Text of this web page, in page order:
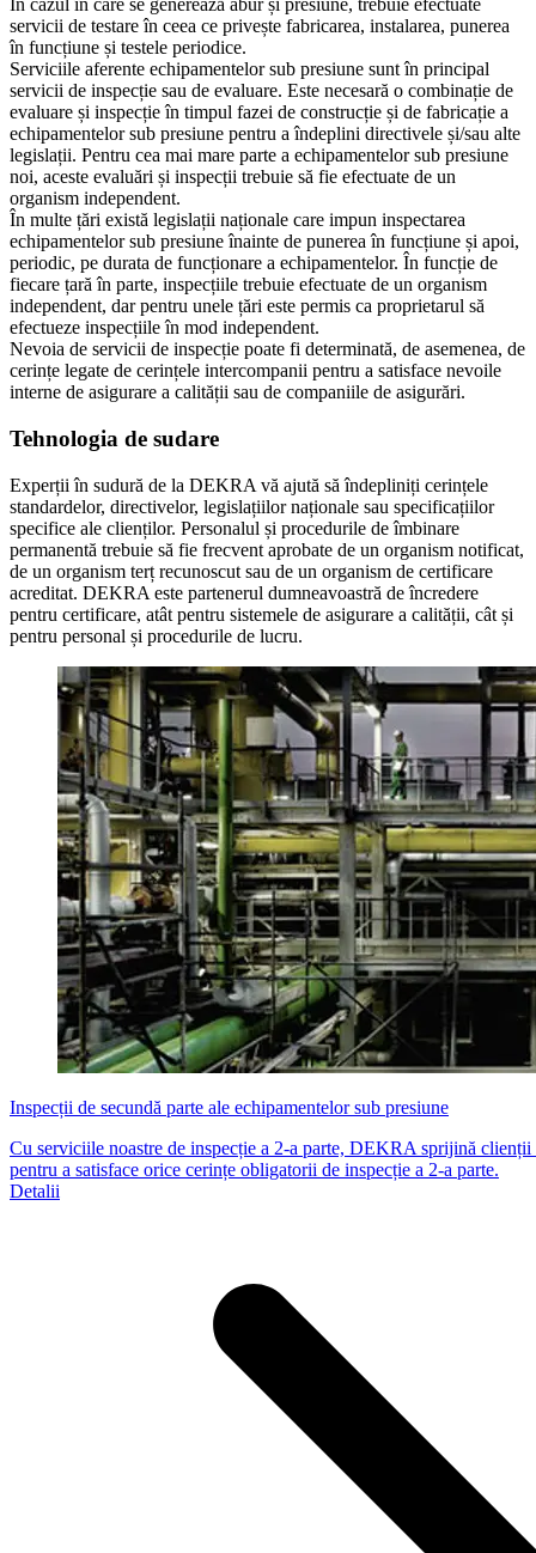
În cazul în care se generează abur și presiune, trebuie efectuate
servicii de testare în ceea ce privește fabricarea, instalarea, punerea
în funcțiune și testele periodice.
Serviciile aferente echipamentelor sub presiune sunt în principal
servicii de inspecție sau de evaluare. Este necesară o combinație de
evaluare și inspecție în timpul fazei de construcție și de fabricație a
echipamentelor sub presiune pentru a îndeplini directivele și/sau alte
legislații. Pentru cea mai mare parte a echipamentelor sub presiune
noi, aceste evaluări și inspecții trebuie să fie efectuate de un
organism independent.
În multe țări există legislații naționale care impun inspectarea
echipamentelor sub presiune înainte de punerea în funcțiune și apoi,
periodic, pe durata de funcționare a echipamentelor. În funcție de
fiecare țară în parte, inspecțiile trebuie efectuate de un organism
independent, dar pentru unele țări este permis ca proprietarul să
efectueze inspecțiile în mod independent.
Nevoia de servicii de inspecție poate fi determinată, de asemenea, de
cerințe legate de cerințele intercompanii pentru a satisface nevoile
interne de asigurare a calității sau de companiile de asigurări.
Tehnologia de sudare
Experții în sudură de la DEKRA vă ajută să îndepliniți cerințele
standardelor, directivelor, legislațiilor naționale sau specificațiilor
specifice ale clienților. Personalul și procedurile de îmbinare
permanentă trebuie să fie frecvent aprobate de un organism notificat,
de un organism terț recunoscut sau de un organism de certificare
acreditat. DEKRA este partenerul dumneavoastră de încredere
pentru certificare, atât pentru sistemele de asigurare a calității, cât și
pentru personal și procedurile de lucru.
Inspecții de secundă parte ale echipamentelor sub presiune
Cu serviciile noastre de inspecție a 2-a parte, DEKRA sprijină
pentru a satisface orice cerințe obligatorii de inspecție a 2-a parte.
Detalii